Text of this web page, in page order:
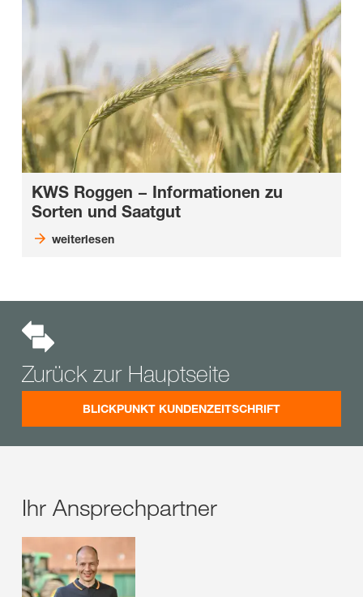
KWS Roggen − Informationen zu
Sorten und Saatgut
weiterlesen
Zurück zur Hauptseite
BLICKPUNKT KUNDENZEITSCHRIFT
Ihr Ansprechpartner